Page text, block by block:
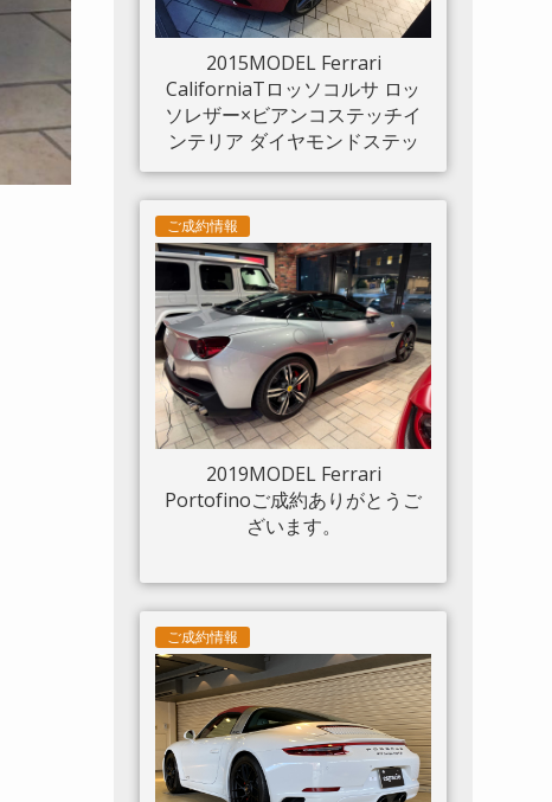
2015MODEL Ferrari
CaliforniaTロッソコルサ ロッ
ソレザー×ビアンコステッチイ
ンテリア ダイヤモンドステッ
チシート LED付きカーボンド
ライバーゾーン カーボンセン
タートンネル ダッシュボード
インサートパネル×カーボン ク
ロームフロントグリル S/Fシー
ルド 20“鍛造AW入庫しまし
た。
ご成約情報
2019MODEL Ferrari
Portofinoご成約ありがとうご
ざいます。
ご成約情報